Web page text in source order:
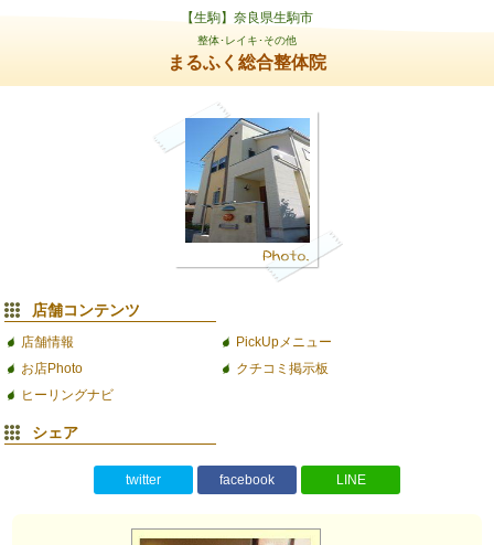
【生駒】奈良県生駒市
整体･レイキ･その他
まるふく総合整体院
店舗コンテンツ
店舗情報
PickUpメニュー
お店Photo
クチコミ掲示板
ヒーリングナビ
シェア
twitter facebook LINE